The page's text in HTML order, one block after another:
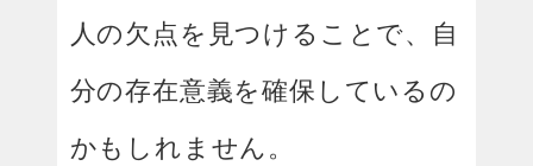
人の欠点を見つけることで、自
分の存在意義を確保しているの
かもしれません。